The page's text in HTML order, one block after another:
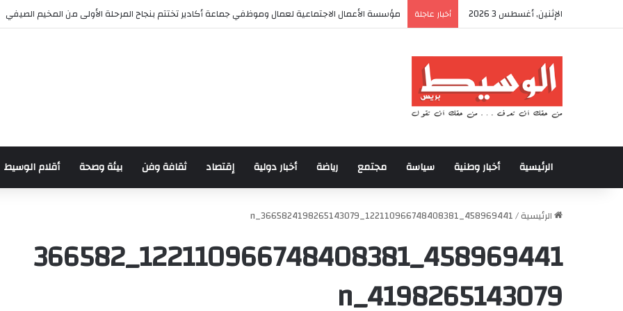
الإثنين, أغسطس 3 2026 أخبار عاجلة مؤسسة الأعمال الاجتماعية لعمال وموظفي جماعة أكادير تختتم بنجاح المرحلة الأولى من المخيم الصيفي
الرئيسية أخبار وطنية سياسة مجتمع رياضة أخبار دولية إقتصاد ثقافة وفن بيئة وصحة أقلام الوسيط
الرئيسية/
458969441_122110966748408381_3665824198265143079_n
458969441_122110966748408381_366582
4198265143079_n